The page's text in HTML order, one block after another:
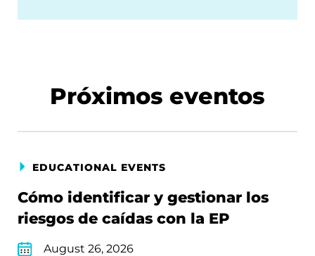
Próximos eventos
EDUCATIONAL EVENTS
Cómo identificar y gestionar los
riesgos de caídas con la EP
August 26, 2026